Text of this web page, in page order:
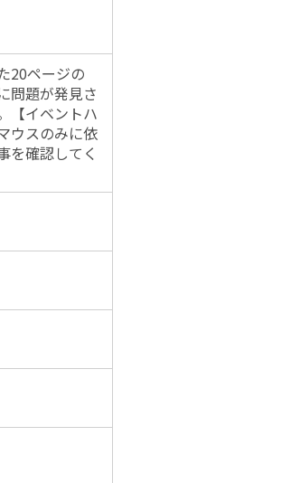
20ページの
問題が発見さ
【イベントハ
ウスのみに依
を確認してく